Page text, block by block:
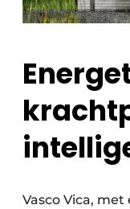
Vasco Vica,